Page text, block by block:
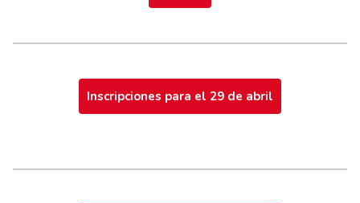
Inscripciones para el 29 de abril